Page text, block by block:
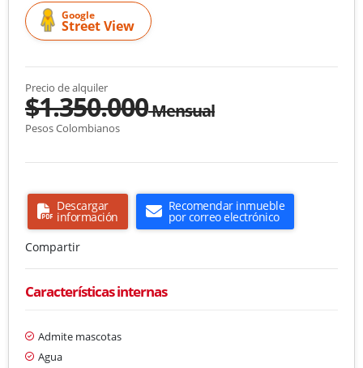
Google
Street View
Precio de alquiler
$1.350.000Mensual
Pesos Colombianos
Descargar
información
Recomendar inmueble
por correo electrónico
Compartir
Características internas
Admite mascotas
Agua